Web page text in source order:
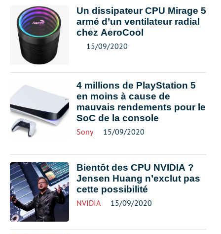
Un dissipateur CPU Mirage 5
armé d’un ventilateur radial
chez AeroCool
15/09/2020
4 millions de PlayStation 5
en moins à cause de
mauvais rendements pour le
SoC de la console
Sony 15/09/2020
Bientôt des CPU NVIDIA ?
Jensen Huang n’exclut pas
cette possibilité
NVIDIA 15/09/2020